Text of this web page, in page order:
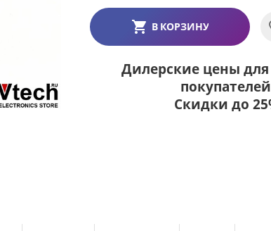
В КОРЗИНУ
Дилерские цены
Скидки до